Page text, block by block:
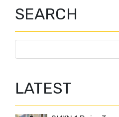
SEARCH
LATEST